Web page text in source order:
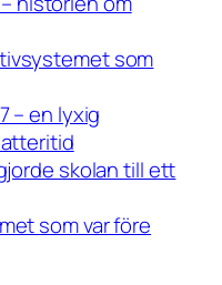
som
– en lyxig
skolan till ett
som var före